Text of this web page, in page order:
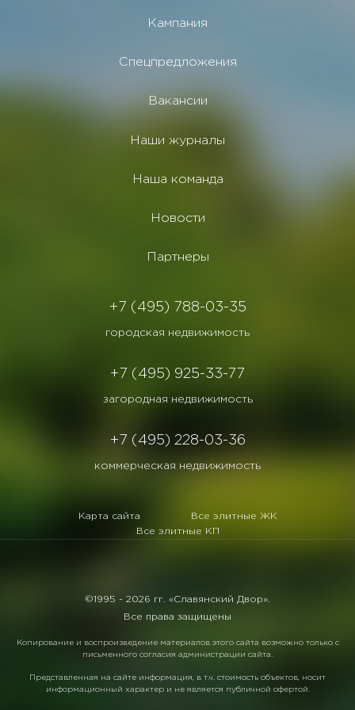
Кампания
Спецпредложения
Вакансии
Наши журналы
Наша команда
Новости
Партнеры
+7 (495) 788-03-35
городская недвижимость
+7 (495) 925-33-77
загородная недвижимость
+7 (495) 228-03-36
коммерческая недвижимость
Карта сайта
Все элитные ЖК
Все элитные КП
©1995 - 2026 гг. «Славянский Двор».
Все права защищены
Копирование и воспроизведение материалов этого сайта возможно только с
письменного согласия администрации сайта.
Представленная на сайте информация, в т.ч. стоимость объектов, носит
информационный характер и не является публичной офертой.